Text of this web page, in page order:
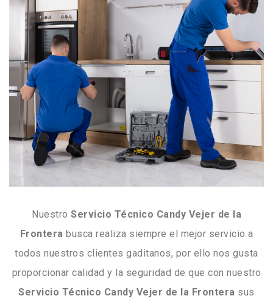
Nuestro Servicio Técnico Candy Vejer de la
Frontera busca realiza siempre el mejor servicio a
todos nuestros clientes gaditanos, por ello nos gusta
proporcionar calidad y la seguridad de que con nuestro
Servicio Técnico Candy Vejer de la Frontera sus